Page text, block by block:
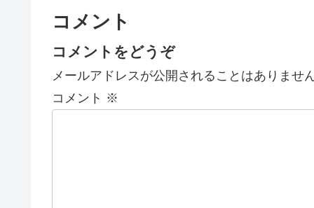
コメント
コメントをどうぞ
メールアドレスが公開されることはありませ
コメント ※